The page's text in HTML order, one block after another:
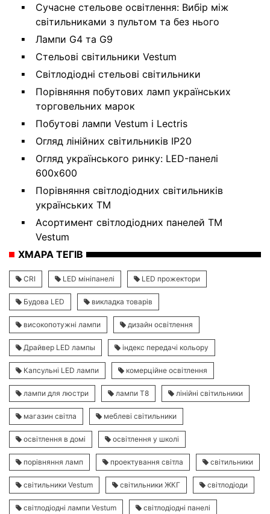
Сучасне стельове освітлення: Вибір між
світильниками з пультом та без нього
Лампи G4 та G9
Стельові світильники Vestum
Світлодіодні стельові світильники
Порівняння побутових ламп українських
торговельних марок
Побутові лампи Vestum і Lectris
Огляд лінійних світильників IP20
Огляд українського ринку: LED-панелі
600х600
Порівняння світлодіодних світильників
українських ТМ
Асортимент світлодіодних панелей ТМ
Vestum
ХМАРА ТЕГІВ
CRI LED мініпанелі LED прожектори
Будова LED викладка товарів
високопотужні лампи дизайн освітлення
Драйвер LED лампы індекс передачі кольору
Капсульні LED лампи комерційне освітлення
лампи для люстри лампи Т8 лінійні світильники
магазин світла меблеві світильники
освітлення в домі освітлення у школі
порівняння ламп проектування світла світильники
світильники Vestum світильники ЖКГ світлодіоди
світлодіодні лампи Vestum світлодіодні панелі